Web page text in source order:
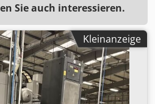
Sie auch interessieren.
Kleinanzeige